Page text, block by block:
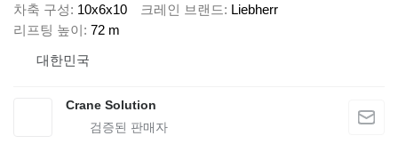
차축 구성
10x6x10 크레인 브랜드
Liebherr
리프팅 높이 72 m
대한민국
Crane Solution